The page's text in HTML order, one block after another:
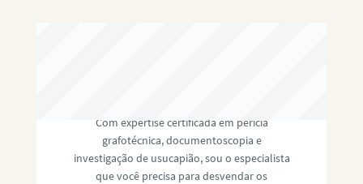
Com expertise certificada em perícia
grafotécnica, documentoscopia e
investigação de usucapião, sou o especialista
que você precisa para desvendar os